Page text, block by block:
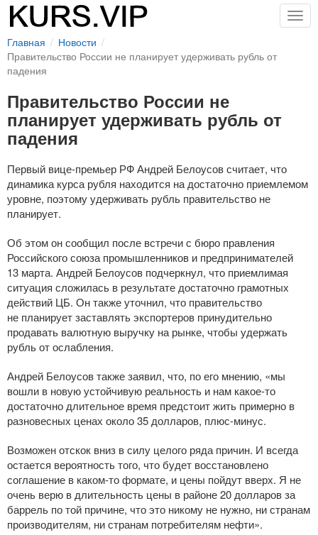
Главная
Новости
Правительство России не планирует удерживать рубль от
падения
Правительство России не
планирует удерживать рубль от
падения
Первый вице-премьер РФ Андрей Белоусов считает, что
динамика курса рубля находится на достаточно приемлемом
уровне, поэтому удерживать рубль правительство не
планирует.
Об этом он сообщил после встречи с бюро правления
Российского союза промышленников и предпринимателей
13 марта. Андрей Белоусов подчеркнул, что приемлимая
ситуация сложилась в результате достаточно грамотных
действий ЦБ. Он также уточнил, что правительство
не планирует заставлять экспортеров принудительно
продавать валютную выручку на рынке, чтобы удержать
рубль от ослабления.
Андрей Белоусов также заявил, что, по его мнению, «мы
вошли в новую устойчивую реальность и нам какое-то
достаточно длительное время предстоит жить примерно в
разновесных ценах около 35 долларов, плюс-минус.
Возможен отскок вниз в силу целого ряда причин. И всегда
остается вероятность того, что будет восстановлено
соглашение в каком-тоформате, и цены пойдут вверх. Я не
очень верю в длительность цены в районе 20 долларов за
баррель по той причине, что это никому не нужно, ни странам
производителям, ни странам потребителям нефти».